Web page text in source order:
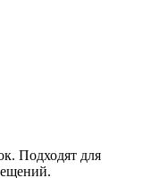
Подходят для